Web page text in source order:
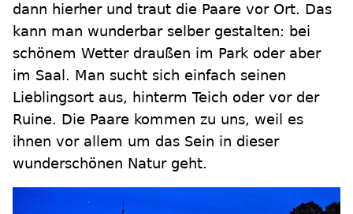
dann hierher und traut die Paare vor Ort. Das
kann man wunderbar selber gestalten: bei
schönem Wetter draußen im Park oder aber
im Saal. Man sucht sich einfach seinen
Lieblingsort aus, hinterm Teich oder vor der
Ruine. Die Paare kommen zu uns, weil es
ihnen vor allem um das Sein in dieser
wunderschönen Natur geht.